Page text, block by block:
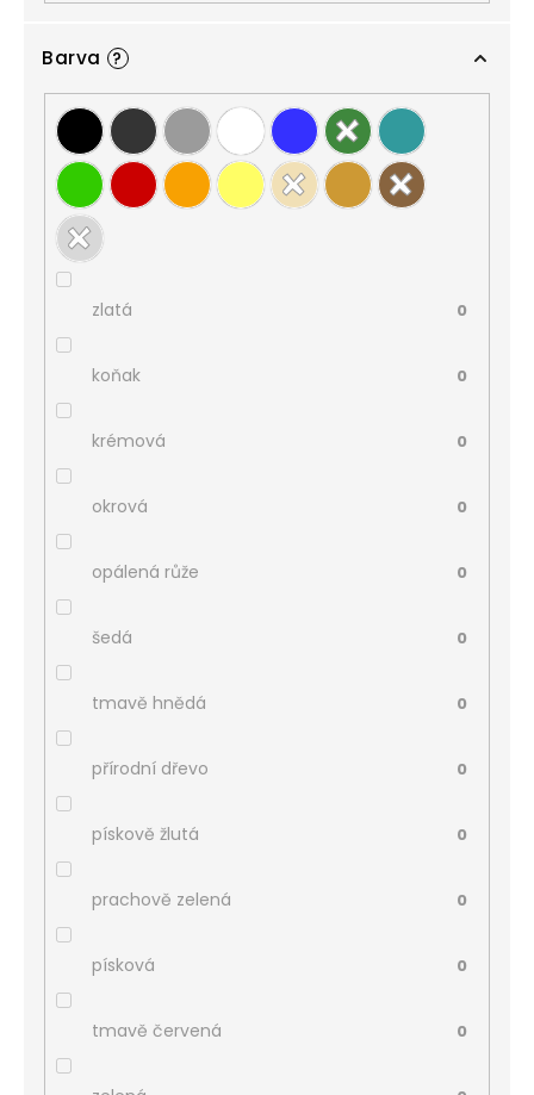
Barva ?
zlatá 0
koňak 0
krémová 0
okrová 0
opálená růže 0
šedá 0
tmavě hnědá 0
přírodní dřevo 0
pískově žlutá 0
prachově zelená 0
písková 0
tmavě červená 0